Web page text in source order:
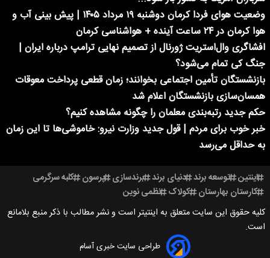
وضعیت هوای فردا کرمان دوشنبه ۱۹ مرداد ۱۴۰۵ | پیش بینی آب و
هوا کرمان در ۲۴ ساعت آینده + هواشناسی کرمان
افشاگری وال‌استریت ژورنال از تصمیم نهایی ترامپ درباره ایران |
جنگ کی تمام می‌شود؟
بازنشستگان تأمین اجتماعی بخوانند؛ زمان قطعی پرداخت معوقات
همسان‌سازی بازنشستگان اعلام شد
حکم جدید رتبه‌بندی معلمان را چگونه مشاهده کنیم؟
خبر خوب برای مردم | قول جدید وزارت نیرو: خاموشی‌ها تا این زمان
به حداقل می‌رسد
اینتین توسعه برند دنیای برند برندسازی پرسون کلبه سرگرمی
کارستان بهارستان کولاک نظمی نوین
کلیه حقوق این سایت متعلق به اینتیتر است و نشر مطالب با ذکر منبع بلامانع
است.
طراحی سایت خبری آسام